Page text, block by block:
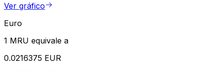
Ver gráfico
Euro
1 MRU equivale a
0.0216375 EUR